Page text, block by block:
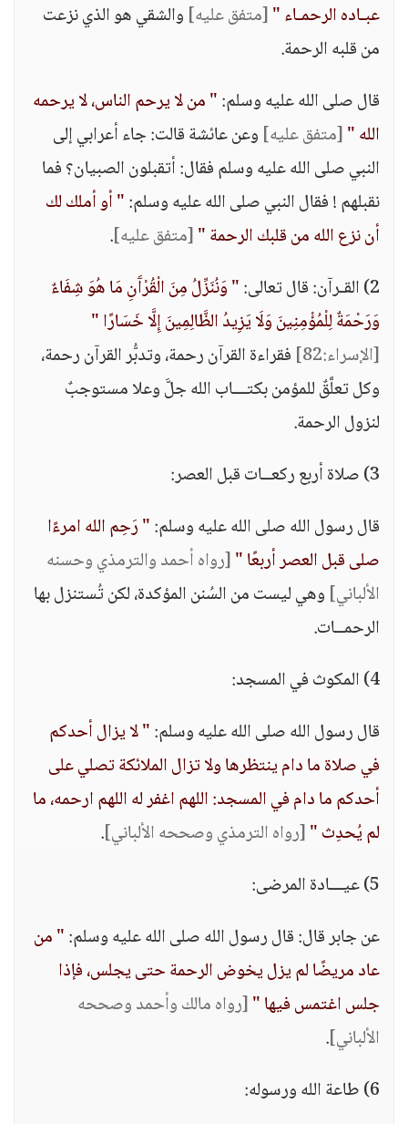
عبـاده الرحمـاء "[متفق عليه] والشقي هو الذي نزعت
من قلبه الرحمة.
قال صلى الله عليه وسلم:" من لا يرحم الناس، لا يرحمه
الله "[متفق عليه] وعن عائشة قالت: جاء أعرابي إلى
النبي صلى الله عليه وسلم فقال: أتقبلون الصبيان؟ فما
نقبلهم ! فقال النبي صلى الله عليه وسلم:" أو أملك لك
أن نزع الله من قلبك الرحمة "[متفق عليه].
2) القـرآن: قال تعالى:
" وَنُنَزِّلُ مِنَ الْقُرْآَنِ مَا هُوَ شِفَاءٌ
وَرَحْمَةٌ لِلْمُؤْمِنِينَ وَلَا يَزِيدُ الظَّالِمِينَ إِلَّا خَسَارًا "
[الإسراء:82]
فقراءة القرآن رحمة، وتدبُّر القرآن رحمة،
وكل تعلَّقٌ للمؤمن بكتـــاب الله جلَّ وعلا مستوجبٌ
لنزول الرحمة.
3) صلاة أربع ركعــات قبل العصر:
قال رسول الله صلى الله عليه وسلم:" رَحِم الله امرءًا
صلى قبل العصر أربعًا "[رواه أحمد والترمذي وحسنه
الألباني] وهي ليست من السُنن المؤكدة، لكن تُستنزل بها
الرحمــات.
4) المكوث في المسجد:
قال رسول الله صلى الله عليه وسلم:" لا يزال أحدكم
في صلاة ما دام ينتظرها ولا تزال الملائكة تصلي على
أحدكم ما دام في المسجد: اللهم اغفر له اللهم ارحمه، ما
لم يُحدِث "[رواه الترمذي وصححه الألباني].
5) عيـــادة المرضى:
عن جابر قال: قال رسول الله صلى الله عليه وسلم:" من
عاد مريضًا لم يزل يخوض الرحمة حتى يجلس، فإذا
جلس اغتمس فيها "[رواه مالك وأحمد وصححه
الألباني].
6) طاعة الله ورسوله: